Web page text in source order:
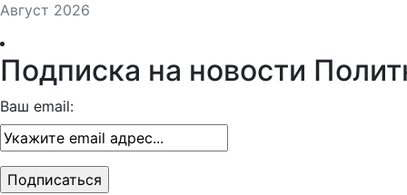
Август 2026
Подписка на новости
Ваш email: